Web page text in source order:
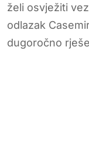
želi osvježiti
odlazak
dugoročno